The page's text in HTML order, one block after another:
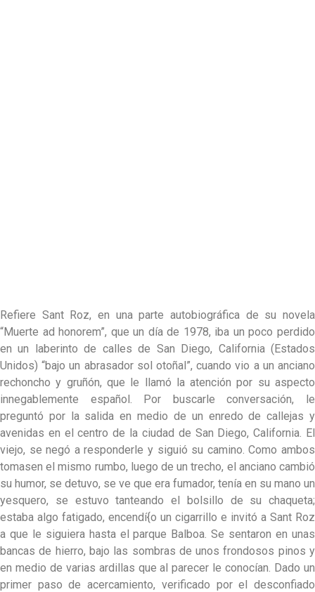
Refiere Sant Roz, en una parte autobiográfica de su novela
“Muerte ad honorem”, que un día de 1978, iba un poco perdido
en un laberinto de calles de San Diego, California (Estados
Unidos) “bajo un abrasador sol otoñal”, cuando vio a un anciano
rechoncho y gruñón, que le llamó la atención por su aspecto
innegablemente español. Por buscarle conversación, le
preguntó por la salida en medio de un enredo de callejas y
avenidas en el centro de la ciudad de San Diego, California. El
viejo, se negó a responderle y siguió su camino. Como ambos
tomasen el mismo rumbo, luego de un trecho, el anciano cambió
su humor, se detuvo, se ve que era fumador, tenía en su mano un
yesquero, se estuvo tanteando el bolsillo de su chaqueta;
estaba algo fatigado, encendí{o un cigarrillo e invitó a Sant Roz
a que le siguiera hasta el parque Balboa. Se sentaron en unas
bancas de hierro, bajo las sombras de unos frondosos pinos y
en medio de varias ardillas que al parecer le conocían. Dado un
primer paso de acercamiento, verificado por el desconfiado